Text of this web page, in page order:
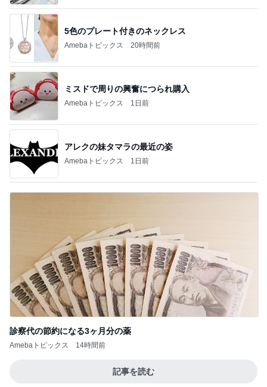
5色のプレート付きのネックレス
Amebaトピックス 20時間前
ミスドで周りの興奮につられ購入
Amebaトピックス 1日前
アレクの妹タマラの最近の姿
Amebaトピックス 1日前
診察代の節約になる3ヶ月分の薬
Amebaトピックス 14時間前
記事を読む